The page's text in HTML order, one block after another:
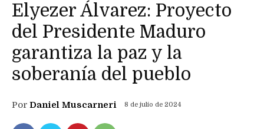
Elyezer Álvarez: Proyecto
del Presidente Maduro
garantiza la paz y la
soberanía del pueblo
Por Daniel Muscarneri 8 de julio de 2024